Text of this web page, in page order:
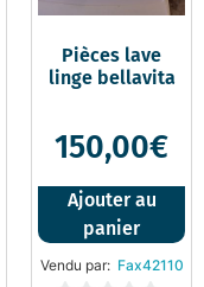
Pièces lave
linge bellavita
150,00€
Ajouter au
panier
Vendu par: Fax42110